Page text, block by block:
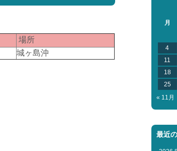
場所
城ヶ島沖
月
4
11
18
25
« 11月
最近